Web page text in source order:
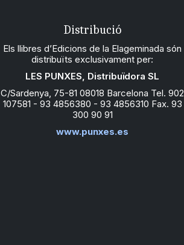
Distribució
Els llibres d’Edicions de la Elageminada són
distribuïts exclusivament per:
LES PUNXES, Distribuïdora SL
C/Sardenya, 75-81 08018 Barcelona Tel. 902
107581 - 93 4856380 - 93 4856310 Fax. 93
300 90 91
www.punxes.es